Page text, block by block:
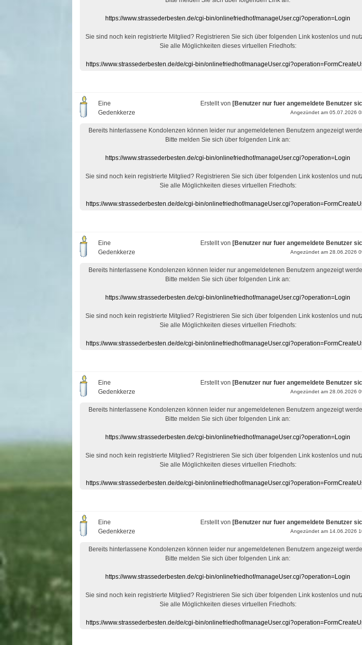
https://www.strassederbesten.de/cgi-bin/onlinefriedhof/manageUser.cgi?operation=Login
Sie sind noch kein registrierte Mitglied? Registrieren Sie sich über folgenden Link kostenlos und
Sie alle Möglichkeiten dieses virtuellen Friedhofs:
https://www.strassederbesten.de/de/cgi-bin/onlinefriedhof/
Eine
Gedenkkerze
Erstellt von [Benutzer nur fuer angemeldete Benutzer
Angezündet am 05.07.2026
Bereits hinterlassene Kondolenzen können leider nur angemeldetenen Benutzern angezeigt
Bitte melden Sie sich über folgenden Link an:
https://www.strassederbesten.de/cgi-bin/onlinefriedhof/manageUser.cgi?operation=Login
Sie sind noch kein registrierte Mitglied? Registrieren Sie sich über folgenden Link kostenlos und
Sie alle Möglichkeiten dieses virtuellen Friedhofs:
https://www.strassederbesten.de/de/cgi-bin/onlinefriedhof/
Eine
Gedenkkerze
Erstellt von [Benutzer nur fuer angemeldete Benutzer
Angezündet am 28.06.2026
Bereits hinterlassene Kondolenzen können leider nur angemeldetenen Benutzern angezeigt
Bitte melden Sie sich über folgenden Link an:
https://www.strassederbesten.de/cgi-bin/onlinefriedhof/manageUser.cgi?operation=Login
Sie sind noch kein registrierte Mitglied? Registrieren Sie sich über folgenden Link kostenlos und
Sie alle Möglichkeiten dieses virtuellen Friedhofs:
https://www.strassederbesten.de/de/cgi-bin/onlinefriedhof/
Eine
Gedenkkerze
Erstellt von [Benutzer nur fuer angemeldete Benutzer
Angezündet am 28.06.2026
Bereits hinterlassene Kondolenzen können leider nur angemeldetenen Benutzern angezeigt
Bitte melden Sie sich über folgenden Link an:
https://www.strassederbesten.de/cgi-bin/onlinefriedhof/manageUser.cgi?operation=Login
Sie sind noch kein registrierte Mitglied? Registrieren Sie sich über folgenden Link kostenlos und
Sie alle Möglichkeiten dieses virtuellen Friedhofs:
https://www.strassederbesten.de/de/cgi-bin/onlinefriedhof/
Eine
Gedenkkerze
Erstellt von [Benutzer nur fuer angemeldete Benutzer
Angezündet am 14.06.2026
Bereits hinterlassene Kondolenzen können leider nur angemeldetenen Benutzern angezeigt
Bitte melden Sie sich über folgenden Link an:
https://www.strassederbesten.de/cgi-bin/onlinefriedhof/manageUser.cgi?operation=Login
Sie sind noch kein registrierte Mitglied? Registrieren Sie sich über folgenden Link kostenlos und
Sie alle Möglichkeiten dieses virtuellen Friedhofs:
https://www.strassederbesten.de/de/cgi-bin/onlinefriedhof/